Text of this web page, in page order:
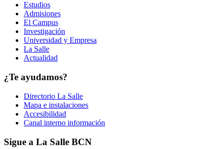
Estudios
Admisiones
El Campus
Investigación
Universidad y Empresa
La Salle
Actualidad
¿Te ayudamos?
Directorio La Salle
Mapa e instalaciones
Accesibilidad
Canal interno información
Sigue a La Salle BCN